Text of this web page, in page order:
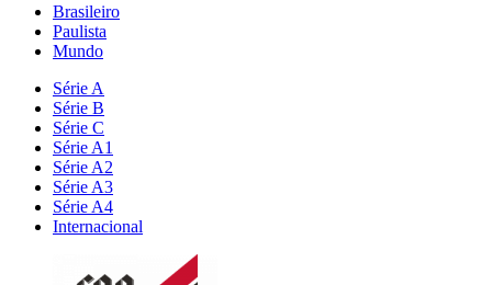
Brasileiro
Paulista
Mundo
Série A
Série B
Série C
Série A1
Série A2
Série A3
Série A4
Internacional